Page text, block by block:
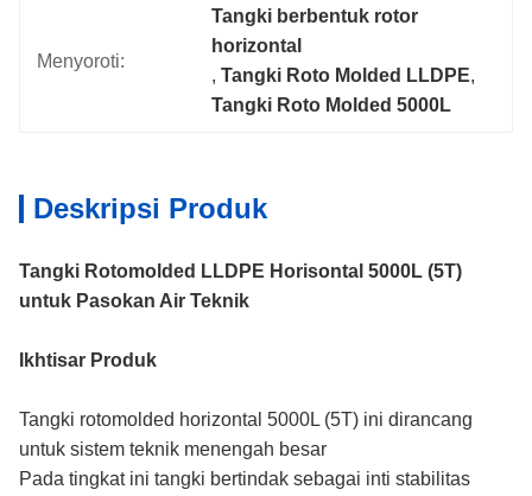
Menyoroti:
Tangki berbentuk rotor
horizontal
, Tangki Roto Molded LLDPE,
Tangki Roto Molded 5000L
Deskripsi Produk
Tangki Rotomolded LLDPE Horisontal 5000L (5T)
untuk Pasokan Air Teknik
Ikhtisar Produk
Tangki rotomolded horizontal 5000L (5T) ini dirancang
untuk sistem teknik menengah besar
Pada tingkat ini tangki bertindak sebagai inti stabilitas